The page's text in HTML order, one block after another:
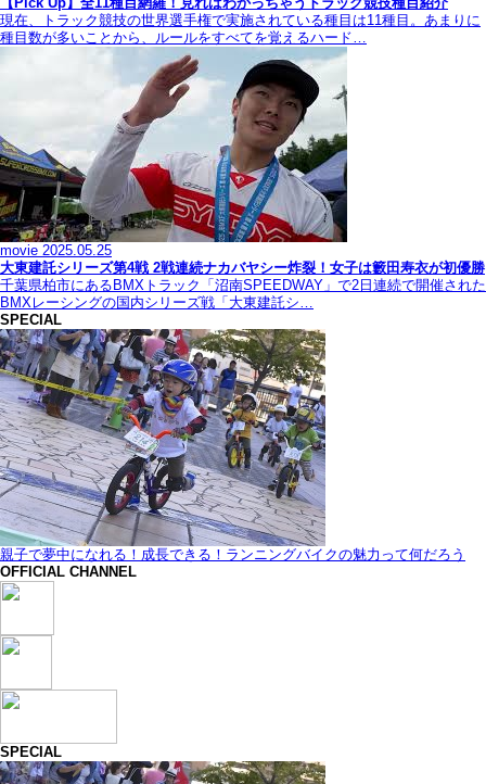
現在、トラック競技の世界選手権で実施されている種目は11種目。あまりに
種目数が多いことから、ルールをすべてを覚えるハード…
movie 2025.05.25
大東建託シリーズ第4戦 2戦連続ナカバヤシー炸裂！女子は籔田寿衣が初優勝
千葉県柏市にあるBMXトラック「沼南SPEEDWAY」で2日連続で開催された
BMXレーシングの国内シリーズ戦「大東建託シ…
SPECIAL
親子で夢中になれる！成長できる！ランニングバイクの魅力って何だろう
OFFICIAL CHANNEL
SPECIAL